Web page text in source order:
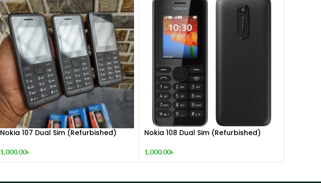
Nokia 107 Dual Sim (Refurbished)
1,000.00৳
Nokia 108 Dual Sim (Refurbished)
1,000.00৳